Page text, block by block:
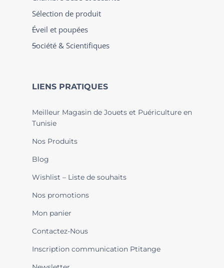
Sélection de produit
Éveil et poupées
Société & Scientifiques
LIENS PRATIQUES
Meilleur Magasin de Jouets et Puériculture en
Tunisie
Nos Produits
Blog
Wishlist – Liste de souhaits
Nos promotions
Mon panier
Contactez-Nous
Inscription communication Ptitange